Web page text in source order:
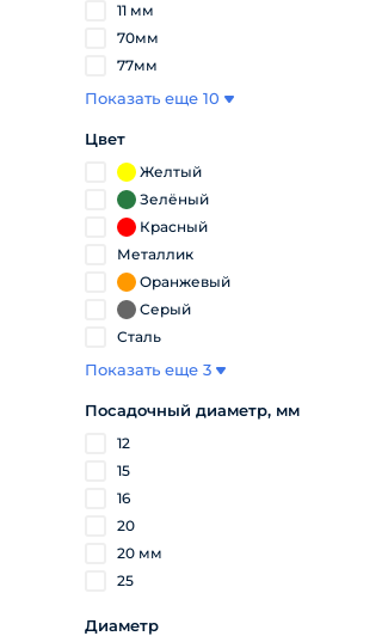
11 мм
70мм
77мм
Показать еще 10
Цвет
Желтый
Зелёный
Красный
Металлик
Оранжевый
Серый
Сталь
Показать еще 3
Посадочный диаметр, мм
12
15
16
20
20 мм
25
Диаметр